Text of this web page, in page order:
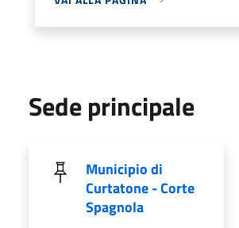
Sede principale
Municipio di
Curtatone - Corte
Spagnola